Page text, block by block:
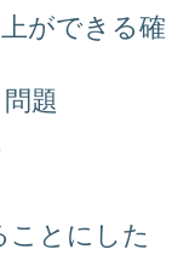
ができる確
題
とにした